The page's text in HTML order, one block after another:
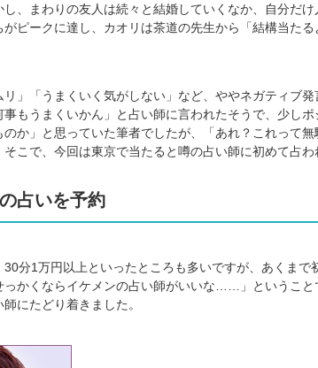
し、まわりの友人は続々と結婚していくなか、自分だ
ピークに達し、カオリは茶道の先生から「結構当たる
リ」「うまくいく気がしない」など、ややネガティブ
もうまくいかん」と占い師に言われたそうで、少しポ
のか」と思っていた筆者でしたが、「あれ？これって無
こで、今回は東京で当たると噂の占い師に初めて占わ
占いを予約
30分1万円以上といったところも多いですが、あくまで
かくならイケメンの占い師がいいな……」ということ
にたどり着きました。